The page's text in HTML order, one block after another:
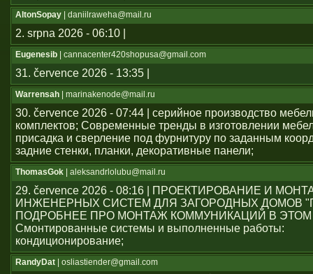
AltonSopay | daniilraweha@mail.ru
2. srpna 2026 - 06:10 |
Eugenesib | cannacenter420shopusa@gmail.com
31. července 2026 - 13:35 |
Warrensah | marinakenode@mail.ru
30. července 2026 - 07:44 | серийное производство
комплектов; Современные тренды в изготовлении
присадка и сверление под фурнитуру по заданным
задние стенки, планки, декоративные панели;
ThomasGok | aleksandrlolubu@mail.ru
29. července 2026 - 08:16 | ПРОЕКТИРОВАНИЕ И
ИНЖЕНЕРНЫХ СИСТЕМ ДЛЯ ЗАГОРОДНЫХ ДОМОВ
ПОДРОБНЕЕ ПРО МОНТАЖ КОММУНИКАЦИЙ В
Смонтированные системы и выполненные работы:
кондиционирование;
RandyDat | osliastiender@gmail.com